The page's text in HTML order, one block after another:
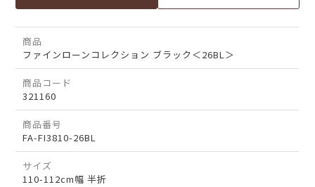
商品
ファインローンコレクション ブラック＜26BL＞
商品コード
321160
商品番号
FA-FI3810-26BL
サイズ
110-112cm幅 半折